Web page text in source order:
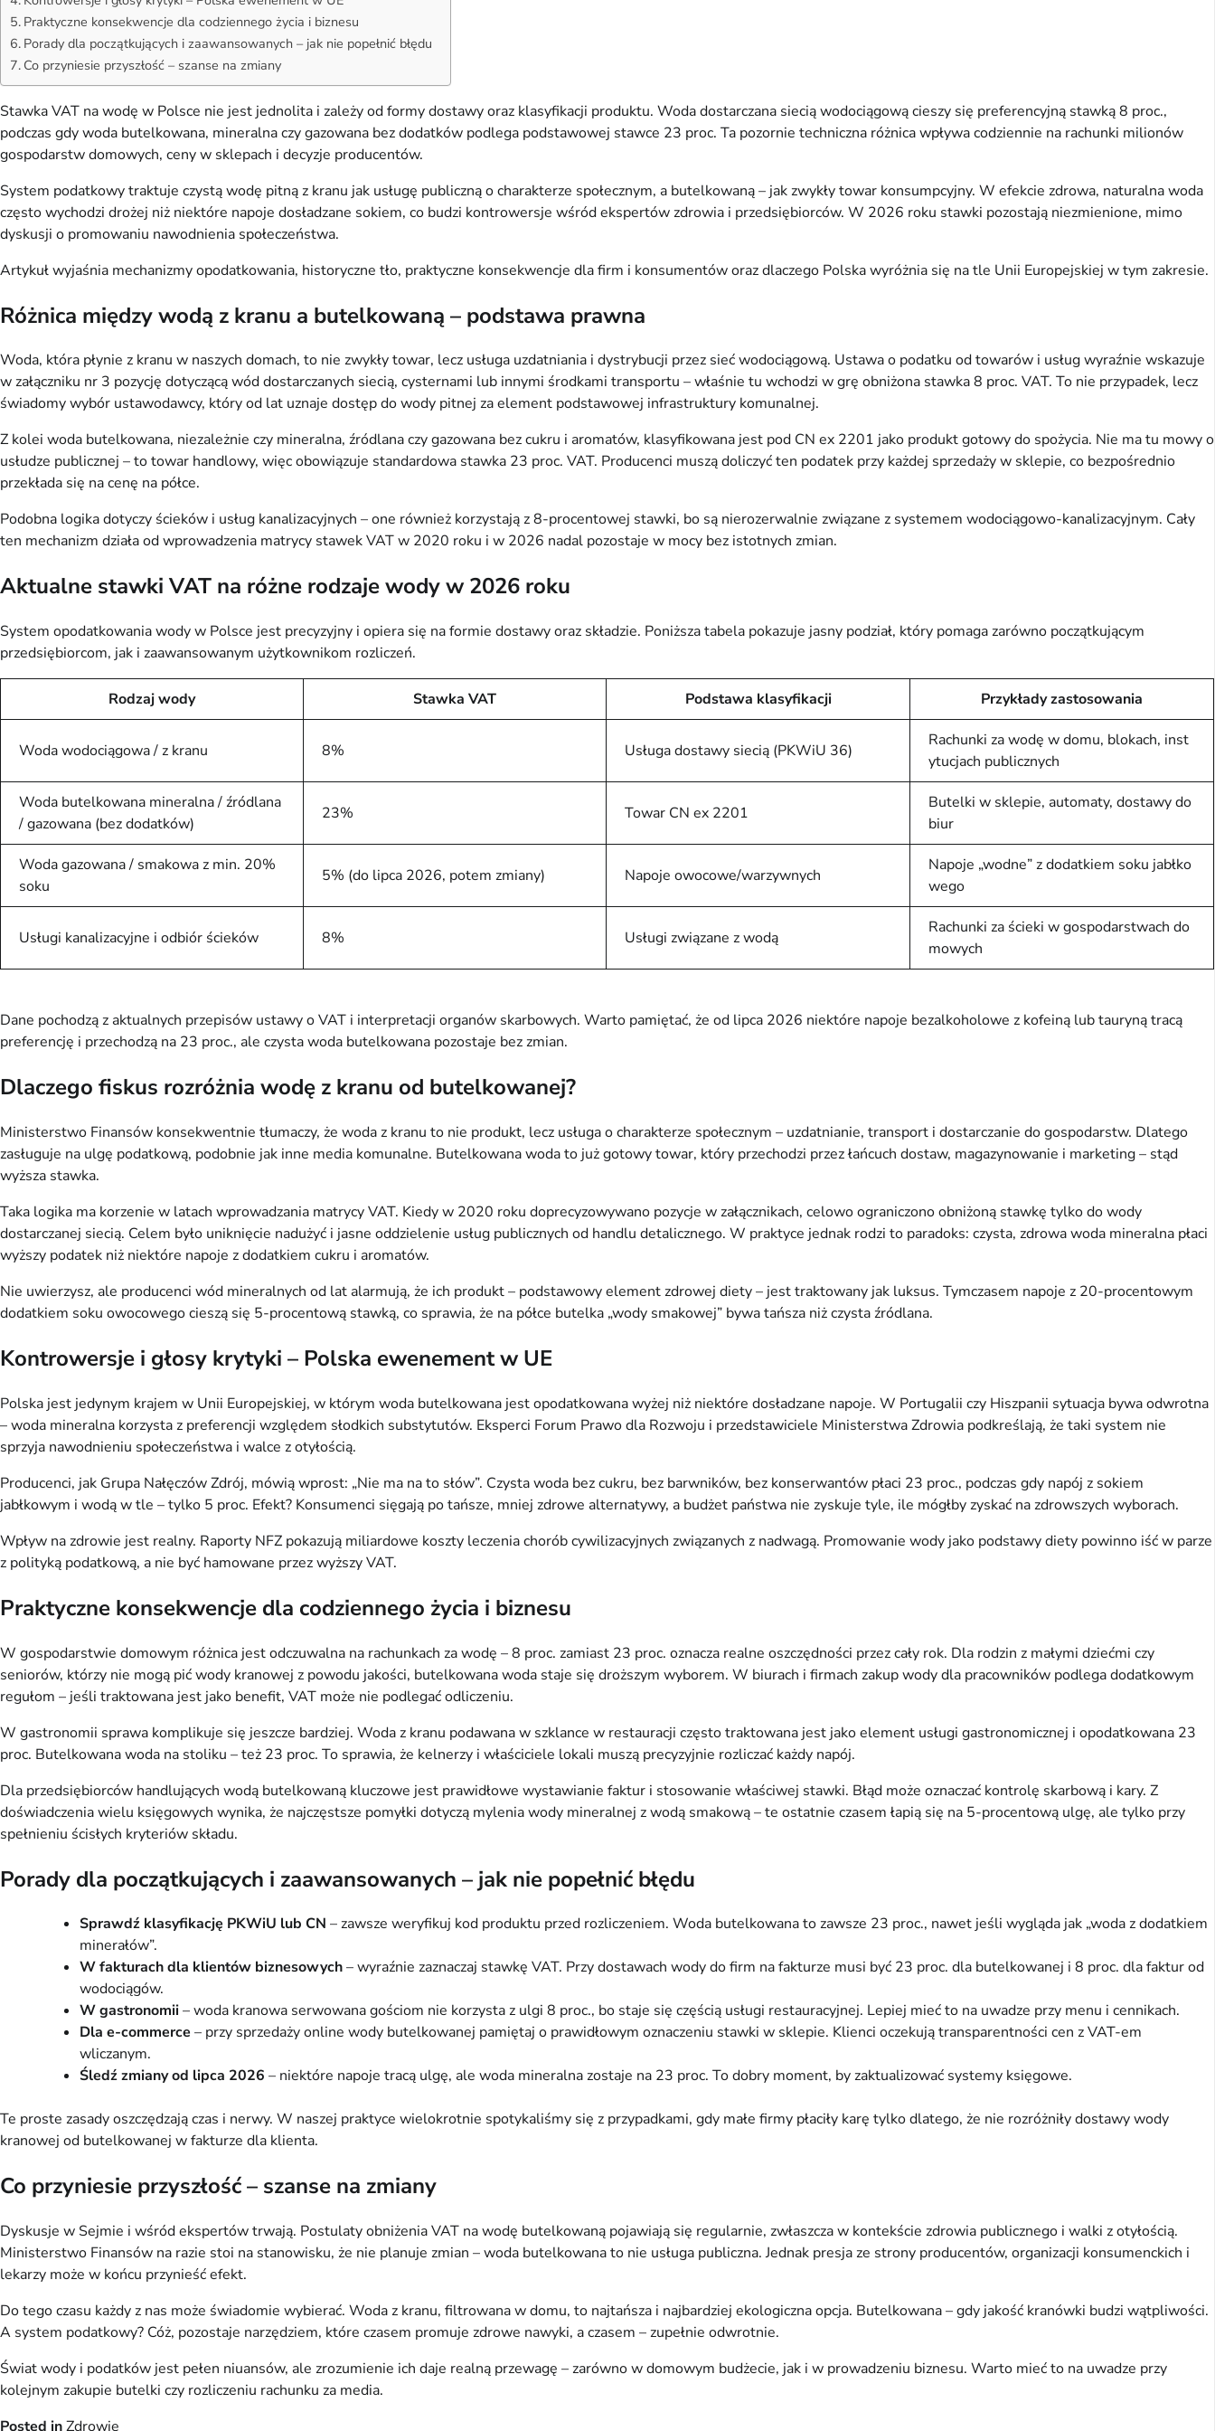
Praktyczne konsekwencje dla codziennego życia i biznesu
Porady dla początkujących i zaawansowanych – jak nie popełnić błędu
Co przyniesie przyszłość – szanse na zmiany
Stawka VAT na wodę w Polsce nie jest jednolita i zależy od formy dostawy oraz klasyfikacji produktu. Woda dostarczana siecią wodociągową cieszy się preferencyjną stawką 8 proc.,
podczas gdy woda butelkowana, mineralna czy gazowana bez dodatków podlega podstawowej stawce 23 proc. Ta pozornie techniczna różnica wpływa codziennie na rachunki milionów
gospodarstw domowych, ceny w sklepach i decyzje producentów.
System podatkowy traktuje czystą wodę pitną z kranu jak usługę publiczną o charakterze społecznym, a butelkowaną – jak zwykły towar konsumpcyjny. W efekcie zdrowa, naturalna woda
często wychodzi drożej niż niektóre napoje dosładzane sokiem, co budzi kontrowersje wśród ekspertów zdrowia i przedsiębiorców. W 2026 roku stawki pozostają niezmienione, mimo
dyskusji o promowaniu nawodnienia społeczeństwa.
Artykuł wyjaśnia mechanizmy opodatkowania, historyczne tło, praktyczne konsekwencje dla firm i konsumentów oraz dlaczego Polska wyróżnia się na tle Unii Europejskiej w tym zakresie.
Różnica między wodą z kranu a butelkowaną – podstawa prawna
Woda, która płynie z kranu w naszych domach, to nie zwykły towar, lecz usługa uzdatniania i dystrybucji przez sieć wodociągową. Ustawa o podatku od towarów i usług wyraźnie wskazuje
w załączniku nr 3 pozycję dotyczącą wód dostarczanych siecią, cysternami lub innymi środkami transportu – właśnie tu wchodzi w grę obniżona stawka 8 proc. VAT. To nie przypadek, lecz
świadomy wybór ustawodawcy, który od lat uznaje dostęp do wody pitnej za element podstawowej infrastruktury komunalnej.
Z kolei woda butelkowana, niezależnie czy mineralna, źródlana czy gazowana bez cukru i aromatów, klasyfikowana jest pod CN ex 2201 jako produkt gotowy do spożycia. Nie ma tu mowy o
usłudze publicznej – to towar handlowy, więc obowiązuje standardowa stawka 23 proc. VAT. Producenci muszą doliczyć ten podatek przy każdej sprzedaży w sklepie, co bezpośrednio
przekłada się na cenę na półce.
Podobna logika dotyczy ścieków i usług kanalizacyjnych – one również korzystają z 8-procentowej stawki, bo są nierozerwalnie związane z systemem wodociągowo-kanalizacyjnym. Cały
ten mechanizm działa od wprowadzenia matrycy stawek VAT w 2020 roku i w 2026 nadal pozostaje w mocy bez istotnych zmian.
Aktualne stawki VAT na różne rodzaje wody w 2026 roku
System opodatkowania wody w Polsce jest precyzyjny i opiera się na formie dostawy oraz składzie. Poniższa tabela pokazuje jasny podział, który pomaga zarówno początkującym
przedsiębiorcom, jak i zaawansowanym użytkownikom rozliczeń.
Rodzaj wody Stawka VAT Podstawa klasyfikacji Przykłady zastosowania
Woda wodociągowa / z kranu 8% Usługa dostawy siecią (PKWiU 36)
Rachunki za wodę w domu, blokach, inst
ytucjach publicznych
Woda butelkowana mineralna / źródlana
/ gazowana (bez dodatków)
23% Towar CN ex 2201
Butelki w sklepie, automaty, dostawy do
biur
Woda gazowana / smakowa z min. 20%
soku
5% (do lipca 2026, potem zmiany) Napoje owocowe/warzywnych
Napoje „wodne” z dodatkiem soku jabłko
wego
Usługi kanalizacyjne i odbiór ścieków 8% Usługi związane z wodą
Rachunki za ścieki w gospodarstwach do
mowych
Dane pochodzą z aktualnych przepisów ustawy o VAT i interpretacji organów skarbowych. Warto pamiętać, że od lipca 2026 niektóre napoje bezalkoholowe z kofeiną lub tauryną tracą
preferencję i przechodzą na 23 proc., ale czysta woda butelkowana pozostaje bez zmian.
Dlaczego fiskus rozróżnia wodę z kranu od butelkowanej?
Ministerstwo Finansów konsekwentnie tłumaczy, że woda z kranu to nie produkt, lecz usługa o charakterze społecznym – uzdatnianie, transport i dostarczanie do gospodarstw. Dlatego
zasługuje na ulgę podatkową, podobnie jak inne media komunalne. Butelkowana woda to już gotowy towar, który przechodzi przez łańcuch dostaw, magazynowanie i marketing – stąd
wyższa stawka.
Taka logika ma korzenie w latach wprowadzania matrycy VAT. Kiedy w 2020 roku doprecyzowywano pozycje w załącznikach, celowo ograniczono obniżoną stawkę tylko do wody
dostarczanej siecią. Celem było uniknięcie nadużyć i jasne oddzielenie usług publicznych od handlu detalicznego. W praktyce jednak rodzi to paradoks: czysta, zdrowa woda mineralna płaci
wyższy podatek niż niektóre napoje z dodatkiem cukru i aromatów.
Nie uwierzysz, ale producenci wód mineralnych od lat alarmują, że ich produkt – podstawowy element zdrowej diety – jest traktowany jak luksus. Tymczasem napoje z 20-procentowym
dodatkiem soku owocowego cieszą się 5-procentową stawką, co sprawia, że na półce butelka „wody smakowej” bywa tańsza niż czysta źródlana.
Kontrowersje i głosy krytyki – Polska ewenement w UE
Polska jest jedynym krajem w Unii Europejskiej, w którym woda butelkowana jest opodatkowana wyżej niż niektóre dosładzane napoje. W Portugalii czy Hiszpanii sytuacja bywa odwrotna
– woda mineralna korzysta z preferencji względem słodkich substytutów. Eksperci Forum Prawo dla Rozwoju i przedstawiciele Ministerstwa Zdrowia podkreślają, że taki system nie
sprzyja nawodnieniu społeczeństwa i walce z otyłością.
Producenci, jak Grupa Nałęczów Zdrój, mówią wprost: „Nie ma na to słów”. Czysta woda bez cukru, bez barwników, bez konserwantów płaci 23 proc., podczas gdy napój z sokiem
jabłkowym i wodą w tle – tylko 5 proc. Efekt? Konsumenci sięgają po tańsze, mniej zdrowe alternatywy, a budżet państwa nie zyskuje tyle, ile mógłby zyskać na zdrowszych wyborach.
Wpływ na zdrowie jest realny. Raporty NFZ pokazują miliardowe koszty leczenia chorób cywilizacyjnych związanych z nadwagą. Promowanie wody jako podstawy diety powinno iść w parze
z polityką podatkową, a nie być hamowane przez wyższy VAT.
Praktyczne konsekwencje dla codziennego życia i biznesu
W gospodarstwie domowym różnica jest odczuwalna na rachunkach za wodę – 8 proc. zamiast 23 proc. oznacza realne oszczędności przez cały rok. Dla rodzin z małymi dziećmi czy
seniorów, którzy nie mogą pić wody kranowej z powodu jakości, butelkowana woda staje się droższym wyborem. W biurach i firmach zakup wody dla pracowników podlega dodatkowym
regułom – jeśli traktowana jest jako benefit, VAT może nie podlegać odliczeniu.
W gastronomii sprawa komplikuje się jeszcze bardziej. Woda z kranu podawana w szklance w restauracji często traktowana jest jako element usługi gastronomicznej i opodatkowana 23
proc. Butelkowana woda na stoliku – też 23 proc. To sprawia, że kelnerzy i właściciele lokali muszą precyzyjnie rozliczać każdy napój.
Dla przedsiębiorców handlujących wodą butelkowaną kluczowe jest prawidłowe wystawianie faktur i stosowanie właściwej stawki. Błąd może oznaczać kontrolę skarbową i kary. Z
doświadczenia wielu księgowych wynika, że najczęstsze pomyłki dotyczą mylenia wody mineralnej z wodą smakową – te ostatnie czasem łapią się na 5-procentową ulgę, ale tylko przy
spełnieniu ścisłych kryteriów składu.
Porady dla początkujących i zaawansowanych – jak nie popełnić błędu
Sprawdź klasyfikację PKWiU lub CN – zawsze weryfikuj kod produktu przed rozliczeniem. Woda butelkowana to zawsze 23 proc., nawet jeśli wygląda jak „woda z dodatkiem
minerałów”.
W fakturach dla klientów biznesowych– wyraźnie zaznaczaj stawkę VAT. Przy dostawach wody do firm na fakturze musi być 23 proc. dla butelkowanej i 8 proc. dla faktur od
wodociągów.
W gastronomii– woda kranowa serwowana gościom nie korzysta z ulgi 8 proc., bo staje się częścią usługi restauracyjnej. Lepiej mieć to na uwadze przy menu i cennikach.
Dla e-commerce – przy sprzedaży online wody butelkowanej pamiętaj o prawidłowym oznaczeniu stawki w sklepie. Klienci oczekują transparentności cen z VAT-em
wliczanym.
Śledź zmiany od lipca 2026 – niektóre napoje tracą ulgę, ale woda mineralna zostaje na 23 proc. To dobry moment, by zaktualizować systemy księgowe.
Te proste zasady oszczędzają czas i nerwy. W naszej praktyce wielokrotnie spotykaliśmy się z przypadkami, gdy małe firmy płaciły karę tylko dlatego, że nie rozróżniły dostawy wody
kranowej od butelkowanej w fakturze dla klienta.
Co przyniesie przyszłość – szanse na zmiany
Dyskusje w Sejmie i wśród ekspertów trwają. Postulaty obniżenia VAT na wodę butelkowaną pojawiają się regularnie, zwłaszcza w kontekście zdrowia publicznego i walki z otyłością.
Ministerstwo Finansów na razie stoi na stanowisku, że nie planuje zmian – woda butelkowana to nie usługa publiczna. Jednak presja ze strony producentów, organizacji konsumenckich i
lekarzy może w końcu przynieść efekt.
Do tego czasu każdy z nas może świadomie wybierać. Woda z kranu, filtrowana w domu, to najtańsza i najbardziej ekologiczna opcja. Butelkowana – gdy jakość kranówki budzi wątpliwości.
A system podatkowy? Cóż, pozostaje narzędziem, które czasem promuje zdrowe nawyki, a czasem – zupełnie odwrotnie.
Świat wody i podatków jest pełen niuansów, ale zrozumienie ich daje realną przewagę – zarówno w domowym budżecie, jak i w prowadzeniu biznesu. Warto mieć to na uwadze przy
kolejnym zakupie butelki czy rozliczeniu rachunku za media.
Posted inZdrowie